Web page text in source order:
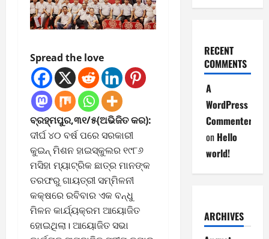
Spread the love
ବ୍ରହ୍ମପୁର,୩୧/୫(ଅଭିଜିତ କର):
ଦୀର୍ଘ ୪୦ ବର୍ଷ ପରେ ସରକାରୀ
କୁଇନ୍ ମିଶନ ହାଇସ୍କୁଲର ୧୯୮୬
ମସିହା ମ୍ୟାଟ୍ରିକ ଛାତ୍ର ମାନଙ୍କ
ତରଫରୁ ଗାୟତ୍ରୀ ସମ୍ମିଳନୀ
କକ୍ଷରେ ରବିବାର ଏକ ବନ୍ଧୁ
ମିଳନ କାର୍ଯ୍ୟକ୍ରମ ଆୟୋଜିତ
ହୋଇଥିଲା। ଆୟୋଜିତ ସଭା
RECENT
COMMENTS
A
WordPress
Commenter
on Hello
world!
ARCHIVES